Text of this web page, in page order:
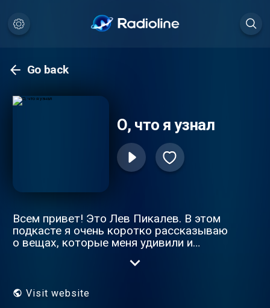
Go back
О, что я узнал
Всем привет! Это Лев Пикалев. В этом
подкасте я очень коротко рассказываю
о вещах, которые меня удивили и
Visit website